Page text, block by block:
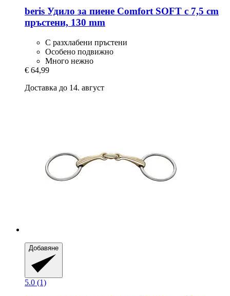
beris Удило за пиене Comfort SOFT с 7,5 cm
пръстени, 130 mm
С разхлабени пръстени
Особено подвижно
Много нежно
€ 64,99
Доставка до 14. август
Добавяне
5.0 (1)